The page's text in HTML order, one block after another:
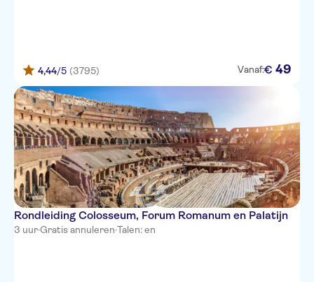
4,44/5 (3795) Vanaf:€ 49
Rondleiding Colosseum, Forum Romanum en Palatijn
3 uur·Gratis annuleren·Talen: en